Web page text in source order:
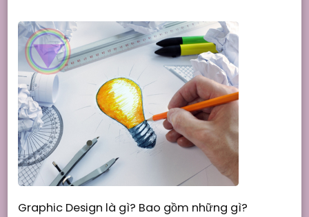
Graphic Design là gì? Bao gồm những gì?